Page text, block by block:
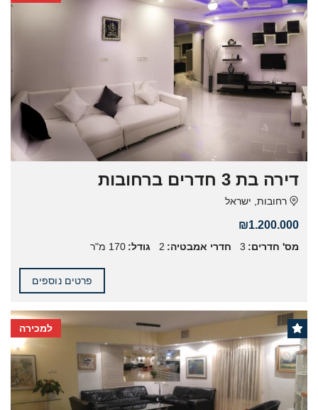
דירה בת 3 חדרים ברחובות
רחובות, ישראל
₪1.200.000
מס' חדרים: 3 חדרי אמבטיה: 2 גודל: 170 מ"ר
פרטים נוספים
למכירה